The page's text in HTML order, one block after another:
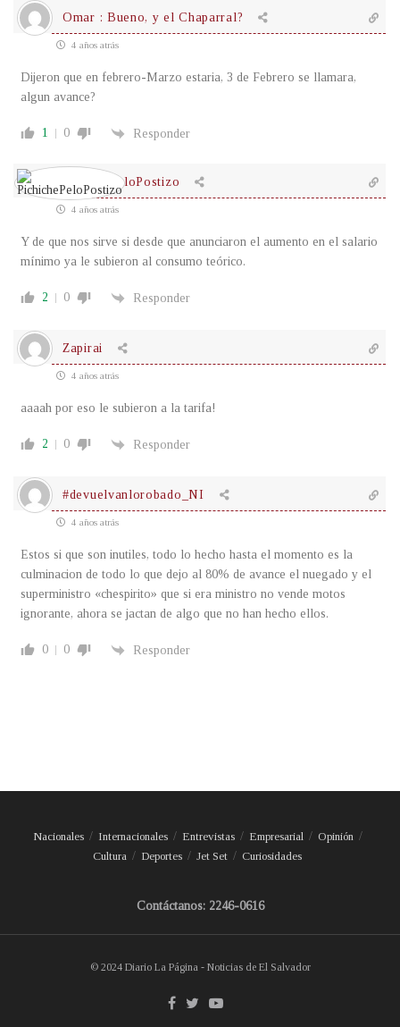
Omar : Bueno, y el Chaparral?
4 años atrás
Dijeron que en febrero-Marzo estaria, 3 de Febrero se llamara,
algun avance?
1 0 Responder
PichichePeloPostizo
4 años atrás
Y de que nos sirve si desde que anunciaron el aumento en el salario
mínimo ya le subieron al consumo teórico.
2 0 Responder
Zapirai
4 años atrás
aaaah por eso le subieron a la tarifa!
2 0 Responder
#devuelvanlorobado_NI
4 años atrás
Estos si que son inutiles, todo lo hecho hasta el momento es la
culminacion de todo lo que dejo al 80% de avance el nuegado y el
superministro «chespirito» que si era ministro no vende motos
ignorante, ahora se jactan de algo que no han hecho ellos.
0 0 Responder
Nacionales Internacionales Entrevistas Empresarial
Opinión
Cultura
Deportes Jet Set Curiosidades
Contáctanos: 2246-0616
© 2024 Diario La Página - Noticias de El Salvador